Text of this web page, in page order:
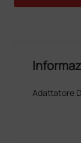
Adattatore